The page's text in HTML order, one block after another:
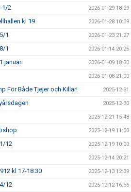
1/2 2026-01-29 18:29
kl 19 2026-01-28 10:09
1 2026-01-23 21:27
1 2026-01-14 20:25
januari 2026-01-09 18:30
2026-01-08 21:00
För Både Tjejer och Killar! 2025-12-31
2025-12-30
2025-12-21 15:48
2025-12-19 11:00
12 2025-12-19 10:00
2025-12-14 20:21
kl 17-18:30 2025-12-13 12:39
12 2025-12-12 16:56